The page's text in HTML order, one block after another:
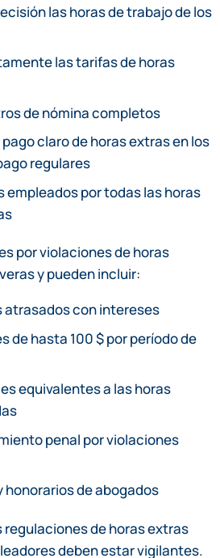
las horas de trabajo de los
las tarifas de horas
de nómina completos
claro de horas extras en los
regulares
empleados por todas las horas
por violaciones de horas
y pueden incluir:
atrasados con intereses
de hasta 100 $ por período de
equivalentes a las horas
penal por violaciones
honorarios de abogados
regulaciones de horas extras
deben estar vigilantes.